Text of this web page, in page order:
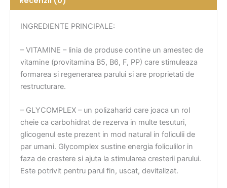
INGREDIENTE PRINCIPALE:
– VITAMINE – linia de produse contine un amestec de
vitamine (provitamina B5, B6, F, PP) care stimuleaza
formarea si regenerarea parului si are proprietati de
restructurare.
– GLYCOMPLEX – un polizaharid care joaca un rol
cheie ca carbohidrat de rezerva in multe tesuturi,
glicogenul este prezent in mod natural in foliculii de
par umani. Glycomplex sustine energia foliculilor in
faza de crestere si ajuta la stimularea cresterii parului.
Este potrivit pentru parul fin, uscat, devitalizat.